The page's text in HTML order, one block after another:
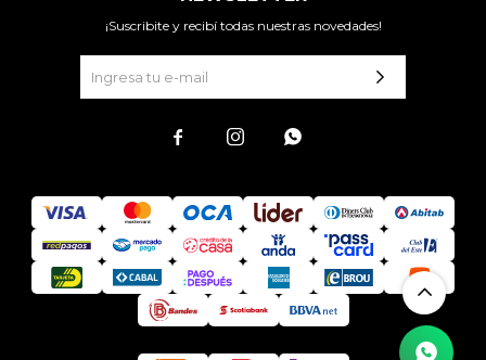
¡Suscribite y recibí todas nuestras novedades!
  